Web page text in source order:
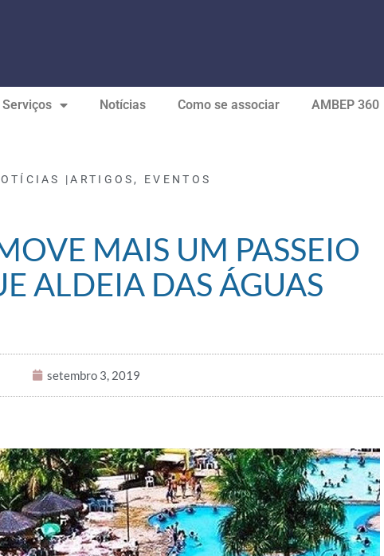
Serviços Notícias Como se associar AMBEP 360
|ARTIGOS , EVENTOS
MAIS UM PASSEIO
ALDEIA DAS ÁGUAS
setembro 3, 2019